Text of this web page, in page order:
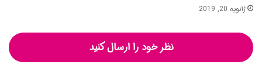
ژانویه 20, 2019
نظر خود را ارسال کنید